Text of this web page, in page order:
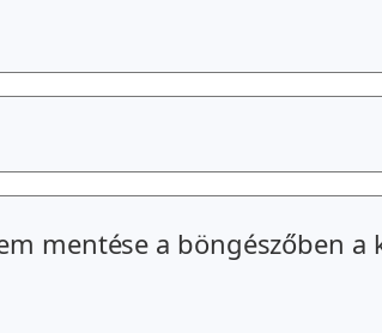
mentése a böngészőben a